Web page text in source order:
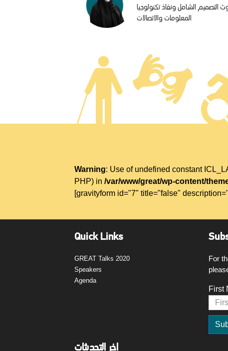
التصميم الشامل ونفاذ تكنولوجيا
المعلومات والاتصالات
Warning: Use of undefined constant
PHP) in/var/www/great/wp-content/
[gravityform id="7" title="false"
Quick Links
GREAT Talks 2020
Speakers
Agenda
For
First
اخر التحديثات